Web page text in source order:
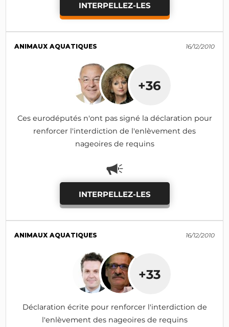
INTERPELLEZ-LES
ANIMAUX AQUATIQUES 16/12/2010
+36
Ces eurodéputés n'ont pas signé la déclaration pour
renforcer l'interdiction de l'enlèvement des
nageoires de requins
INTERPELLEZ-LES
ANIMAUX AQUATIQUES 16/12/2010
+33
Déclaration écrite pour renforcer l'interdiction de
l'enlèvement des nageoires de requins